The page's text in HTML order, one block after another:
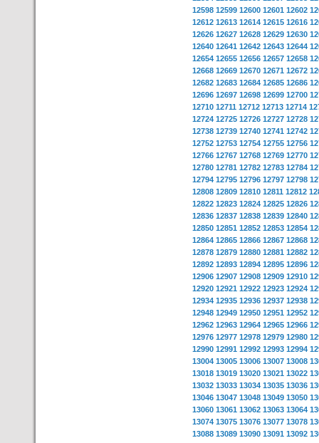
12598 12599 12600 12601 12602
12612 12613 12614 12615 12616
12626 12627 12628 12629 12630
12640 12641 12642 12643 12644
12654 12655 12656 12657 12658
12668 12669 12670 12671 12672
12682 12683 12684 12685 12686
12696 12697 12698 12699 12700
12710 12711 12712 12713 12714
12724 12725 12726 12727 12728
12738 12739 12740 12741 12742
12752 12753 12754 12755 12756
12766 12767 12768 12769 12770
12780 12781 12782 12783 12784
12794 12795 12796 12797 12798
12808 12809 12810 12811 12812
12822 12823 12824 12825 12826
12836 12837 12838 12839 12840
12850 12851 12852 12853 12854
12864 12865 12866 12867 12868
12878 12879 12880 12881 12882
12892 12893 12894 12895 12896
12906 12907 12908 12909 12910
12920 12921 12922 12923 12924
12934 12935 12936 12937 12938
12948 12949 12950 12951 12952
12962 12963 12964 12965 12966
12976 12977 12978 12979 12980
12990 12991 12992 12993 12994
13004 13005 13006 13007 13008
13018 13019 13020 13021 13022
13032 13033 13034 13035 13036
13046 13047 13048 13049 13050
13060 13061 13062 13063 13064
13074 13075 13076 13077 13078
13088 13089 13090 13091 13092